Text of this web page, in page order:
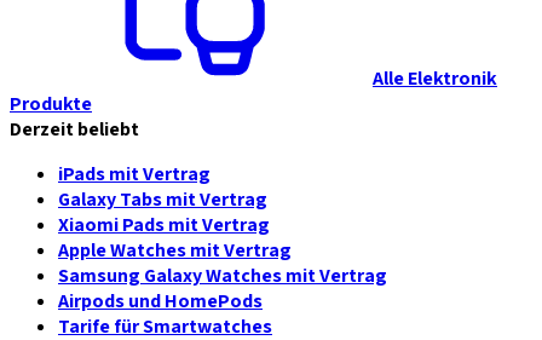
Alle Elektronik
Produkte
Derzeit beliebt
iPads mit Vertrag
Galaxy Tabs mit Vertrag
Xiaomi Pads mit Vertrag
Apple Watches mit Vertrag
Samsung Galaxy Watches mit Vertrag
Airpods und HomePods
Tarife für Smartwatches